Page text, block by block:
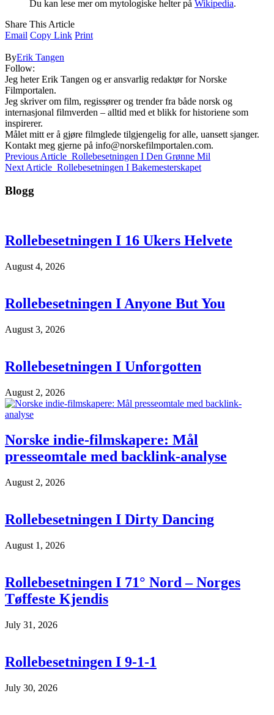
Du kan lese mer om mytologiske helter på Wikipedia.
Share This Article
Email Copy Link Print
ByErik Tangen
Follow:
Jeg heter Erik Tangen og er ansvarlig redaktør for Norske
Filmportalen.
Jeg skriver om film, regissører og trender fra både norsk og
internasjonal filmverden – alltid med et blikk for historiene som
inspirerer.
Målet mitt er å gjøre filmglede tilgjengelig for alle, uansett sjanger.
Kontakt meg gjerne på info@norskefilmportalen.com.
Previous Article Rollebesetningen I Den Grønne Mil
Next Article Rollebesetningen I Bakemesterskapet
Blogg
Rollebesetningen I 16 Ukers Helvete
August 4, 2026
Rollebesetningen I Anyone But You
August 3, 2026
Rollebesetningen I Unforgotten
August 2, 2026
Norske indie-filmskapere: Mål
presseomtale med backlink-analyse
August 2, 2026
Rollebesetningen I Dirty Dancing
August 1, 2026
Rollebesetningen I 71° Nord – Norges
Tøffeste Kjendis
July 31, 2026
Rollebesetningen I 9-1-1
July 30, 2026